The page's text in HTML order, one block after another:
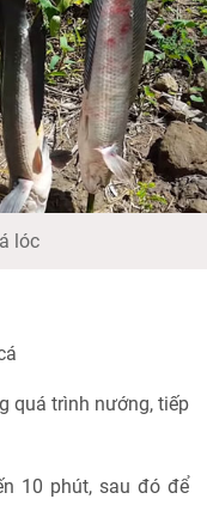
lóc
quá trình nướng, tiếp
10 phút, sau đó để